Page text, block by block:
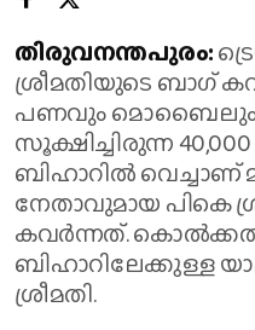
തിരുവനന്തപുരം:
ശ്രീമതിയുടെ ബാഗ്
പണവും മൊബൈലും
സൂക്ഷിച്ചിരുന്ന
ബിഹാറിൽ വെച്ചാണ്
നേതാവുമായ പികെ
കവർന്നത്.
ബിഹാറിലേക്കുള്ള
ശ്രീമതി.